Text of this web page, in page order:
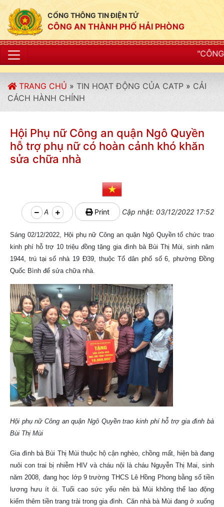
CỔNG THÔNG TIN ĐIỆN TỬ
CÔNG AN THÀNH PHỐ HẢI PHÒNG
"CÔNG AN THÀNH
TRANG CHỦ » TIN HOẠT ĐỘNG CỦA CATP » CẢI
CÁCH HÀNH CHÍNH
Hội Phụ nữ Công an quận Ngô Quyền
hỗ trợ phụ nữ có hoàn cảnh khó khăn
sửa chữa nhà
A Print Cập nhật: 03/12/2022 17:52
Sáng 02/12/2022, Hội phụ nữ Công an quận Ngô Quyền tổ chức trao
kinh phí hỗ trợ 10 triệu đồng tặng gia đình bà Bùi Thị Mùi, sinh năm
1944, trú tại số nhà 19 Đ39, thuộc Tổ dân phố số 6, phường Đồng
Quốc Bình để sửa chữa nhà.
Hội phụ nữ Công an quận Ngô Quyền trao kinh phí hỗ trợ gia đình bà
Bùi Thị Mùi
Gia đình bà Bùi Thị Mùi thuộc hộ cận nghèo, chồng mất, hiện bà đang
nuôi con trai bị nhiễm HIV và cháu nội là cháu Nguyễn Thị Mai, sinh
năm 2008, đang học lớp 9 trường THCS Lê Hồng Phong bằng số tiền
lương hưu ít ỏi. Tuổi cao sức yếu nên bà Mùi không thể lao động
kiếm thêm tiền trang trải trong gia đình. Căn nhà bà Mùi đang ở xuống